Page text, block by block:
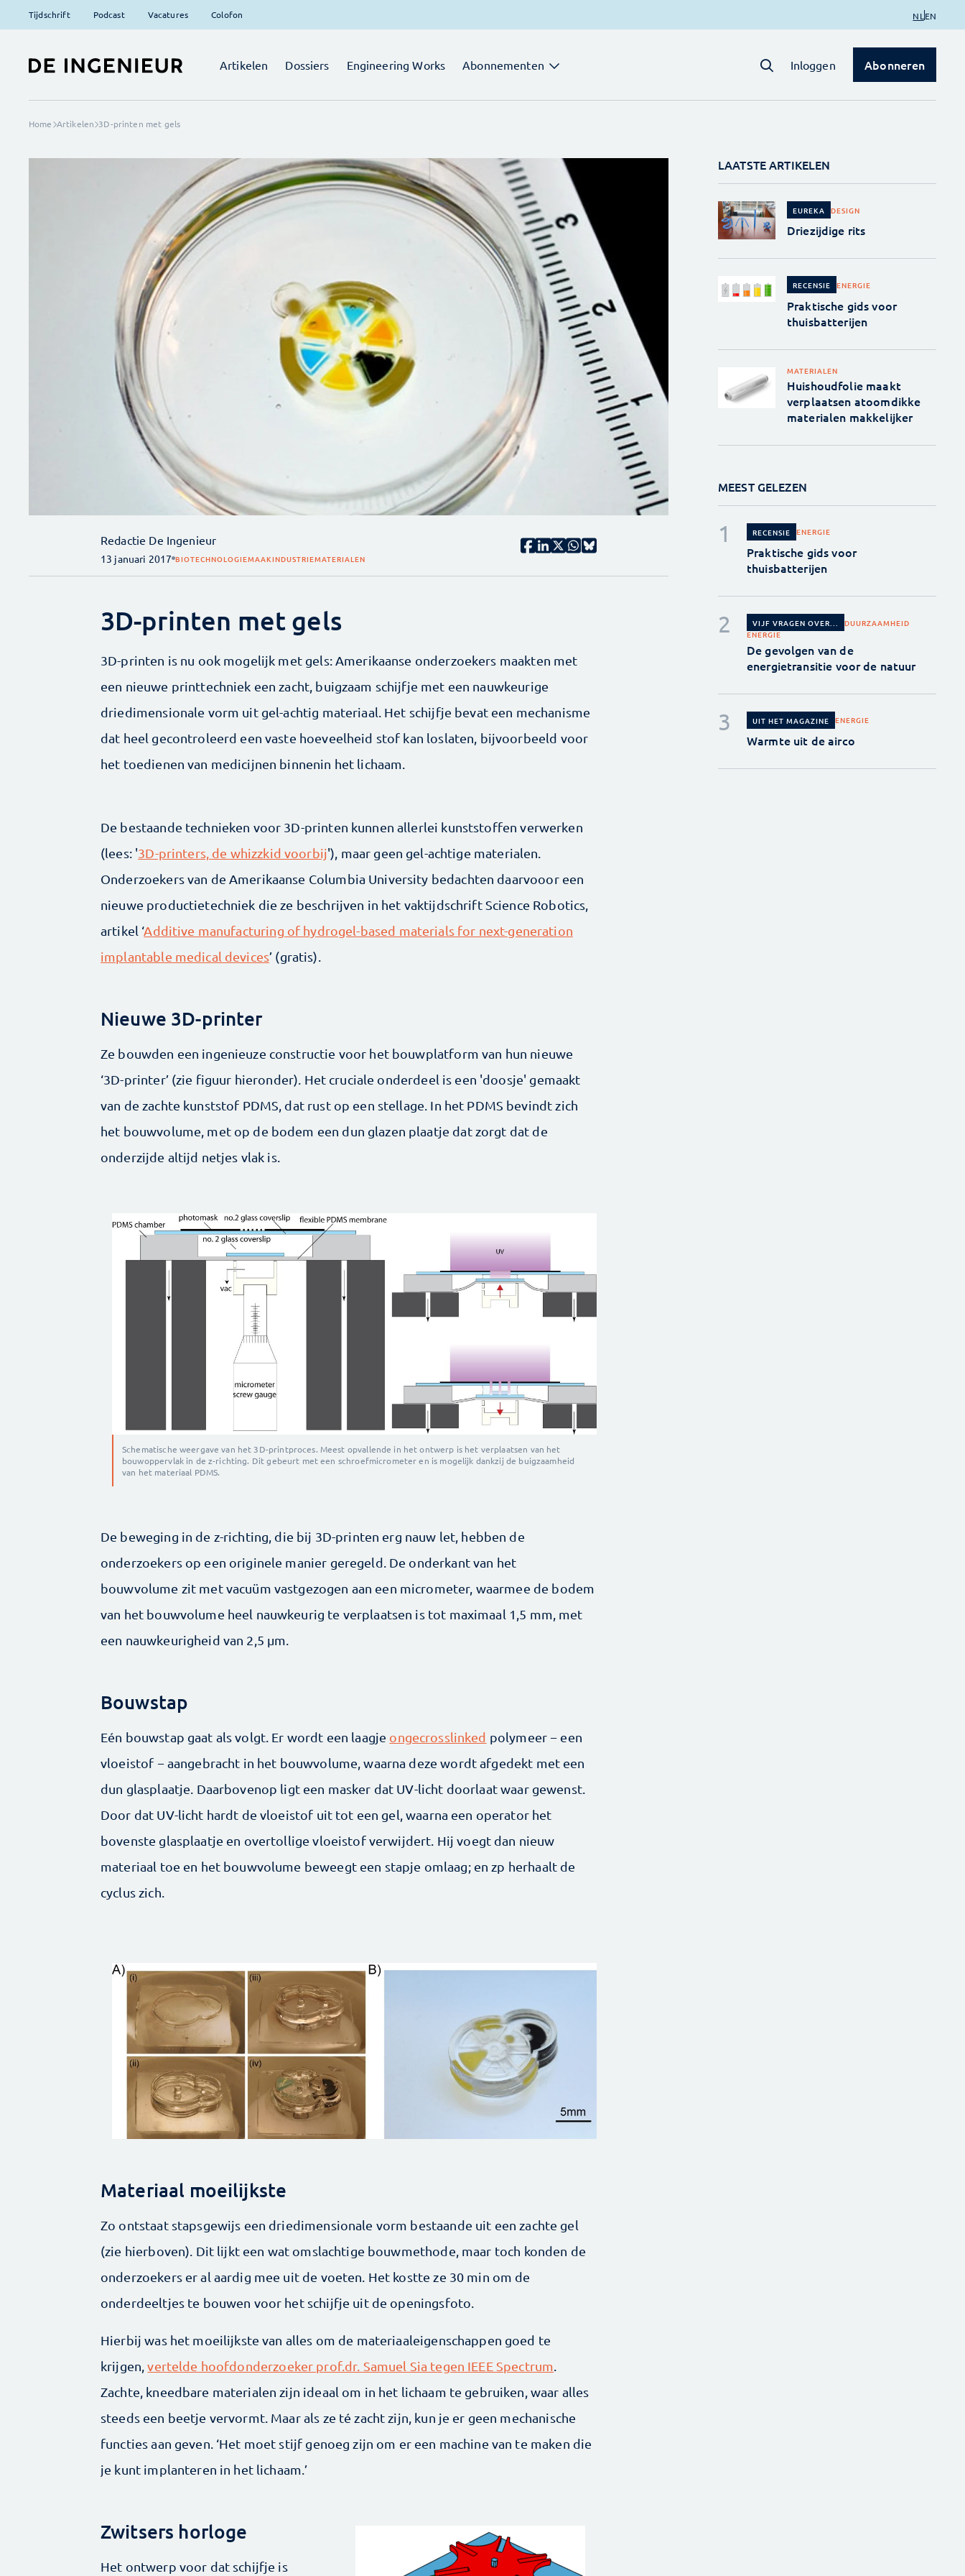
Tijdschrift Podcast Vacatures Colofon NL EN
Artikelen Dossiers Engineering Works Abonnementen Inloggen Abonneren
Home Artikelen 3D-printen met gels
Redactie De Ingenieur
13 januari 2017 BIOTECHNOLOGIEMAAKINDUSTRIEMATERIALEN
3D-printen met gels
3D-printen is nu ook mogelijk met gels: Amerikaanse onderzoekers maakten met
een nieuwe printtechniek een zacht, buigzaam schijfje met een nauwkeurige
driedimensionale vorm uit gel-achtig materiaal. Het schijfje bevat een mechanisme
dat heel gecontroleerd een vaste hoeveelheid stof kan loslaten, bijvoorbeeld voor
het toedienen van medicijnen binnenin het lichaam.
De bestaande technieken voor 3D-printen kunnen allerlei kunststoffen verwerken
(lees: '3D-printers, de whizzkid voorbij'), maar geen gel-achtige materialen.
Onderzoekers van de Amerikaanse Columbia University bedachten daarvooor een
nieuwe productietechniek die ze beschrijven in het vaktijdschrift Science Robotics,
artikel ‘Additive manufacturing of hydrogel-based materials for next-generation
implantable medical devices’ (gratis).
Nieuwe 3D-printer
Ze bouwden een ingenieuze constructie voor het bouwplatform van hun nieuwe
‘3D-printer’ (zie figuur hieronder). Het cruciale onderdeel is een 'doosje' gemaakt
van de zachte kunststof PDMS, dat rust op een stellage. In het PDMS bevindt zich
het bouwvolume, met op de bodem een dun glazen plaatje dat zorgt dat de
onderzijde altijd netjes vlak is.
Schematische weergave van het 3D-printproces. Meest opvallende in het ontwerp is het verplaatsen van het
bouwoppervlak in de z-richting. Dit gebeurt met een schroefmicrometer en is mogelijk dankzij de buigzaamheid
van het materiaal PDMS.
De beweging in de z-richting, die bij 3D-printen erg nauw let, hebben de
onderzoekers op een originele manier geregeld. De onderkant van het
bouwvolume zit met vacuüm vastgezogen aan een micrometer, waarmee de bodem
van het bouwvolume heel nauwkeurig te verplaatsen is tot maximaal 1,5 mm, met
een nauwkeurigheid van 2,5 µm.
Bouwstap
Eén bouwstap gaat als volgt. Er wordt een laagje ongecrosslinked polymeer − een
vloeistof − aangebracht in het bouwvolume, waarna deze wordt afgedekt met een
dun glasplaatje. Daarbovenop ligt een masker dat UV-licht doorlaat waar gewenst.
Door dat UV-licht hardt de vloeistof uit tot een gel, waarna een operator het
bovenste glasplaatje en overtollige vloeistof verwijdert. Hij voegt dan nieuw
materiaal toe en het bouwvolume beweegt een stapje omlaag; en zp herhaalt de
cyclus zich.
Materiaal moeilijkste
Zo ontstaat stapsgewijs een driedimensionale vorm bestaande uit een zachte gel
(zie hierboven). Dit lijkt een wat omslachtige bouwmethode, maar toch konden de
onderzoekers er al aardig mee uit de voeten. Het kostte ze 30 min om de
onderdeeltjes te bouwen voor het schijfje uit de openingsfoto.
Hierbij was het moeilijkste van alles om de materiaaleigenschappen goed te
krijgen,vertelde hoofdonderzoeker prof.dr. Samuel Sia tegen IEEE Spectrum
Zachte, kneedbare materialen zijn ideaal om in het lichaam te gebruiken, waar alles
steeds een beetje vervormt. Maar als ze té zacht zijn, kun je er geen mechanische
functies aan geven. ‘Het moet stijf genoeg zijn om er een machine van te maken die
je kunt implanteren in het lichaam.’
Zwitsers horloge
Het ontwerp voor dat schijfje is
LAATSTE ARTIKELEN
EUREKA DESIGN
Driezijdige rits
RECENSIE ENERGIE
Praktische gids voor
thuisbatterijen
MATERIALEN
Huishoudfolie maakt
verplaatsen atoomdikke
materialen makkelijker
MEEST GELEZEN
RECENSIE ENERGIE
Praktische gids voor
thuisbatterijen
VIJF VRAGEN OVER...
DUURZAAMHEID
ENERGIE
De gevolgen van de
energietransitie voor de natuur
UIT HET MAGAZINE ENERGIE
Warmte uit de airco